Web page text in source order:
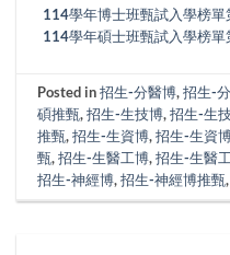
114學年博士班甄試入學榜單
114學年碩士班甄試入學榜
Posted in招生-分醫博,招生-
碩推甄,招生-生技博,招生-生
推甄,招生-生資博,招生-生資
甄,招生-生醫工博,招生-生醫
招生-神經博,招生-神經博推甄